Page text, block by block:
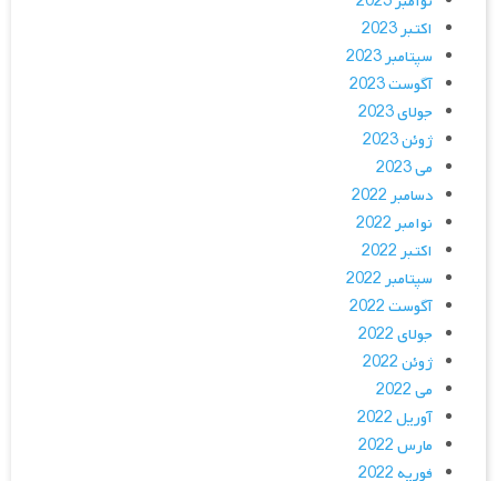
اکتبر 2023
سپتامبر 2023
آگوست 2023
جولای 2023
ژوئن 2023
می 2023
دسامبر 2022
نوامبر 2022
اکتبر 2022
سپتامبر 2022
آگوست 2022
جولای 2022
ژوئن 2022
می 2022
آوریل 2022
مارس 2022
فوریه 2022